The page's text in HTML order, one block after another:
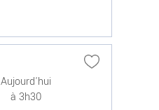
Aujourd'hui
à 3h30